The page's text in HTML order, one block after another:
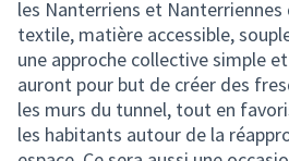
les Nanterriens et Nanterriennes
textile, matière accessible,
une approche collective simple
auront pour but de créer des
les murs du tunnel, tout en
les habitants autour de la